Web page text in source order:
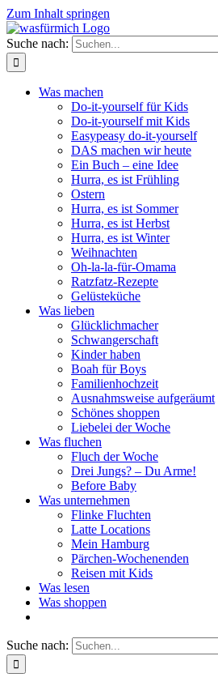
Zum Inhalt springen
Suche nach:
Was machen
Do-it-yourself für Kids
Do-it-yourself mit Kids
Easypeasy do-it-yourself
DAS machen wir heute
Ein Buch – eine Idee
Hurra, es ist Frühling
Ostern
Hurra, es ist Sommer
Hurra, es ist Herbst
Hurra, es ist Winter
Weihnachten
Oh-la-la-für-Omama
Ratzfatz-Rezepte
Gelüsteküche
Was lieben
Glücklichmacher
Schwangerschaft
Kinder haben
Boah für Boys
Familienhochzeit
Ausnahmsweise aufgeräumt
Schönes shoppen
Liebelei der Woche
Was fluchen
Fluch der Woche
Drei Jungs? – Du Arme!
Before Baby
Was unternehmen
Flinke Fluchten
Latte Locations
Mein Hamburg
Pärchen-Wochenenden
Reisen mit Kids
Was lesen
Was shoppen
Suche nach: